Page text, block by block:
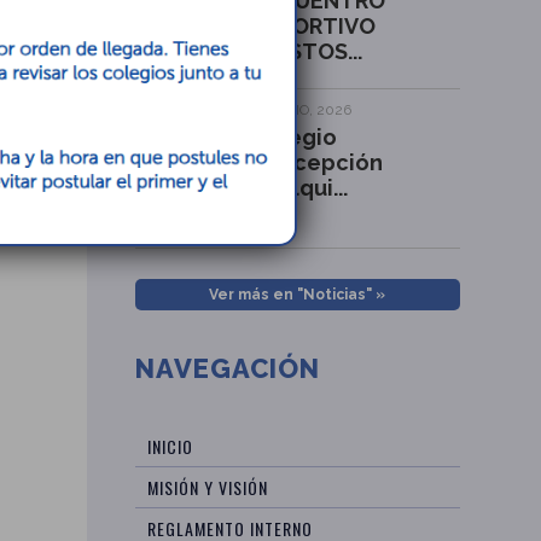
DEPORTIVO
AMISTOS...
29 JULIO, 2026
Colegio
Concepción
Hualqui...
Ver más en "Noticias" »
NAVEGACIÓN
INICIO
MISIÓN Y VISIÓN
REGLAMENTO INTERNO